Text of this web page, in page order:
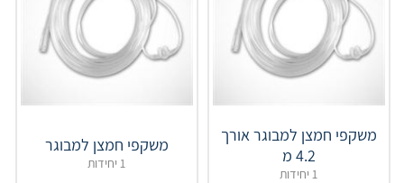
משקפי חמצן למבוגר אורך
4.2 מ
1 יחידות
משקפי חמצן למבוגר
1 יחידות